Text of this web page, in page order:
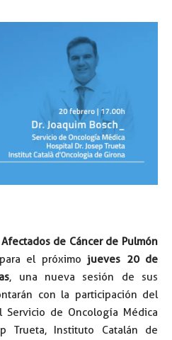
de Cáncer de Pulmón
el próximo jueves 20 de
, una nueva sesión de sus
con la participación del
Servicio de Oncología Médica
Trueta, Instituto Catalán de